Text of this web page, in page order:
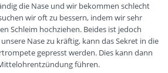
die Nase und wir bekommen schlecht
wir oft zu bessern, indem wir sehr
Schleim hochziehen. Beides ist jedoch
Nase zu kräftig, kann das Sekret in die
gepresst werden. Dies kann dann
führen.